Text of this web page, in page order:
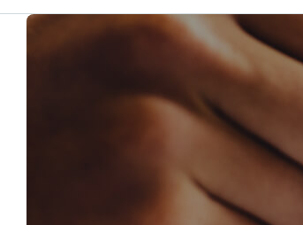
교육목표 및 목적 교수진
조교
명예교수